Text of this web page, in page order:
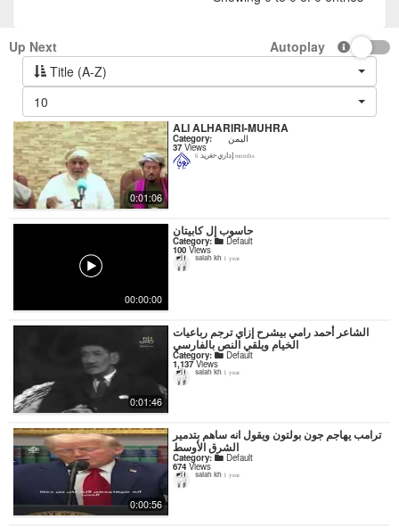
Up Next
Autoplay
Title (A-Z)
10
0:01:06
ALI ALHARIRI-MUHRA
Category: اليمن
37Views
إداري-تغريد 6 months
00:00:00
حاسوب إل كابيتان
Category: Default
100 Views
salah kh 1 year
0:01:46
‏الشاعر أحمد رامي بيشرح إزاي ترجم رباعيات
الخيام ويلقي النص بالفارسي
Category: Default
1,137Views
salah kh 1 year
0:00:56
ترامب يهاجم جون بولتون ويقول انه ساهم بتدمير
الشرق الأوسط
Category: Default
674 Views
salah kh 1 year